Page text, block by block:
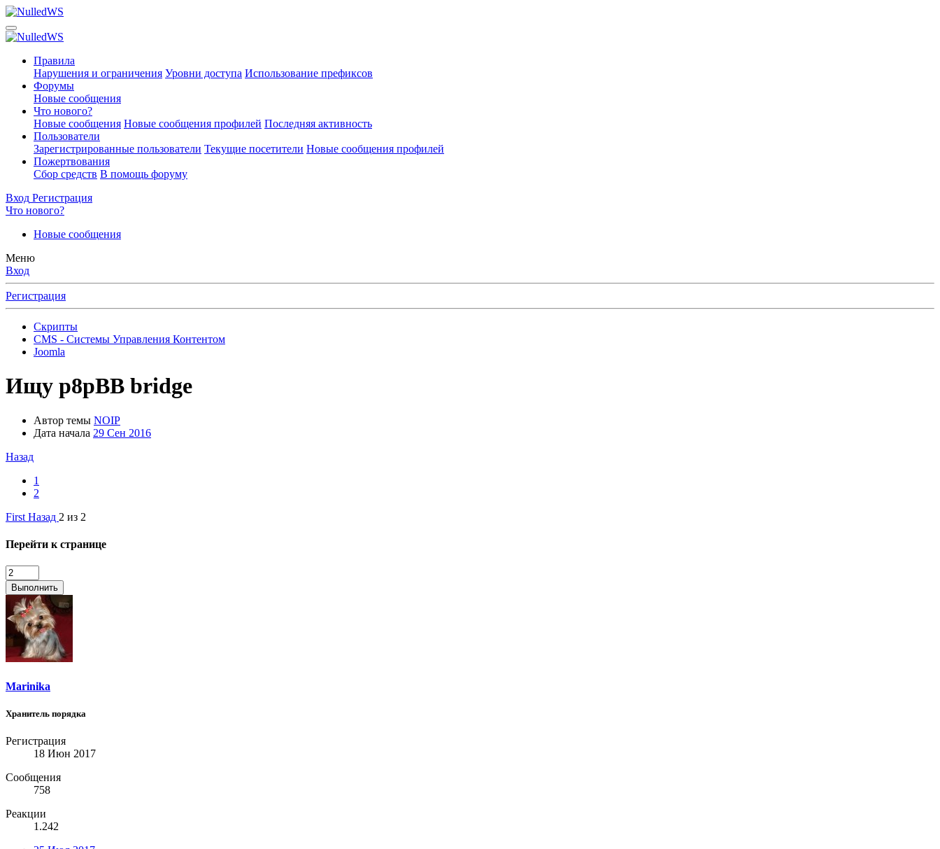
Правила
Нарушения и ограничения Уровни доступа Использование префиксов
Форумы
Новые сообщения
Что нового?
Новые сообщения Новые сообщения профилей Последняя активность
Пользователи
Зарегистрированные пользователи Текущие посетители Новые сообщения профилей
Пожертвования
Сбор средств В помощь форуму
Вход Регистрация
Что нового?
Новые сообщения
Меню
Вход
Регистрация
Скрипты
CMS - Системы Управления Контентом
Joomla
Ищу p8pBB bridge
Автор темы NOIP
Дата начала 29 Сен 2016
Назад
1
2
First Назад 2 из 2
Перейти к странице
Выполнить
Marinika
Хранитель порядка
Регистрация
18 Июн 2017
Сообщения
758
Реакции
1.242